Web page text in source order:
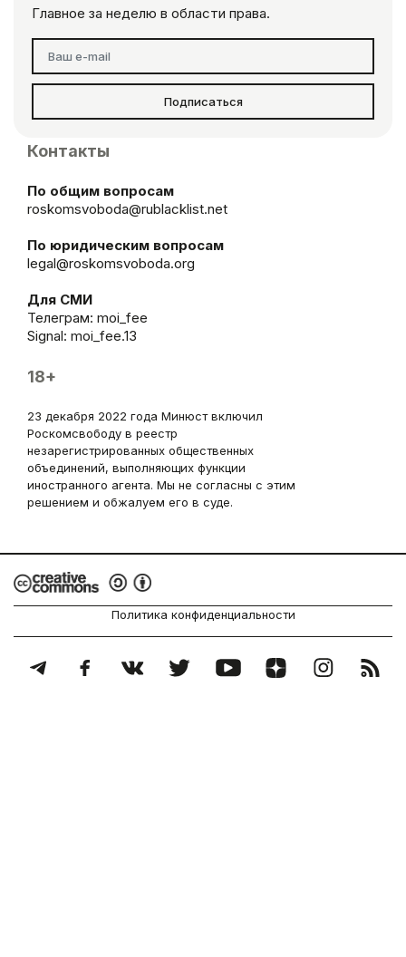
Главное за неделю в области права.
Подписаться
Контакты
По общим вопросам
roskomsvoboda@rublacklist.net
По юридическим вопросам
legal@roskomsvoboda.org
Для СМИ
Телеграм: moi_fee
Signal: moi_fee.13
18+
23 декабря 2022 года Минюст включил
Роскомсвободу в реестр
незарегистрированных общественных
объединений, выполняющих функции
иностранного агента. Мы не согласны с этим
решением и обжалуем его в суде.
Политика конфиденциальности